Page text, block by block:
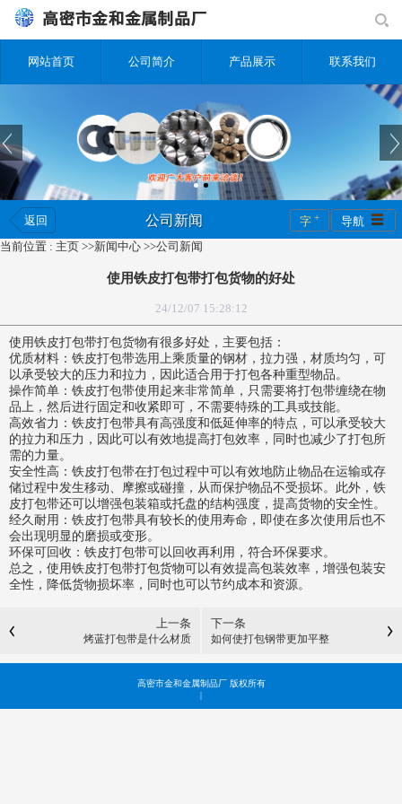
网站首页 公司简介 产品展示 联系我们
返回 公司新闻 导航
字 +
当前位置 : 主页 >>新闻中心 >>公司新闻
使用铁皮打包带打包货物的好处
24/12/07 15:28:12
使用铁皮打包带打包货物有很多好处，主要包括：
优质材料：铁皮打包带选用上乘质量的钢材，拉力强，材质均匀，可
以承受较大的压力和拉力，因此适合用于打包各种重型物品。
操作简单：铁皮打包带使用起来非常简单，只需要将打包带缠绕在物
品上，然后进行固定和收紧即可，不需要特殊的工具或技能。
高效省力：铁皮打包带具有高强度和低延伸率的特点，可以承受较大
的拉力和压力，因此可以有效地提高打包效率，同时也减少了打包所
需的力量。
安全性高：铁皮打包带在打包过程中可以有效地防止物品在运输或存
储过程中发生移动、摩擦或碰撞，从而保护物品不受损坏。此外，铁
皮打包带还可以增强包装箱或托盘的结构强度，提高货物的安全性。
经久耐用：铁皮打包带具有较长的使用寿命，即使在多次使用后也不
会出现明显的磨损或变形。
环保可回收：铁皮打包带可以回收再利用，符合环保要求。
总之，使用铁皮打包带打包货物可以有效提高包装效率，增强包装安
全性，降低货物损坏率，同时也可以节约成本和资源。
上一条
烤蓝打包带是什么材质
下一条
如何使打包钢带更加平整
高密市金和金属制品厂 版权所有
|